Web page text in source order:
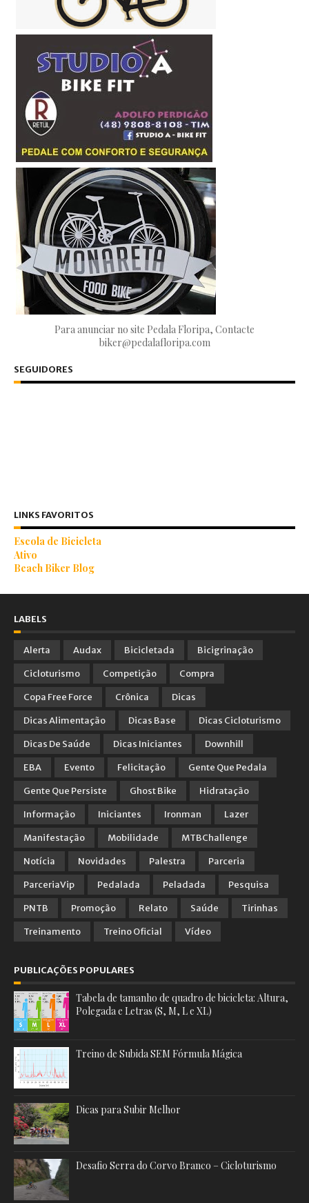
Para anunciar no site Pedala Floripa, Contacte
biker@pedalafloripa.com
SEGUIDORES
LINKS FAVORITOS
Escola de Bicicleta
Ativo
Beach Biker Blog
LABELS
Alerta Audax Bicicletada
Bicigrinação
Cicloturismo
Competição
Compra
Copa Free Force
Crônica
Dicas
Dicas Alimentação
Dicas Base
Dicas Cicloturismo
Dicas De Saúde
Dicas Iniciantes
Downhill
EBA
Evento Felicitação
Gente Que Pedala
Gente Que Persiste
Ghost Bike
Hidratação
Informação
Iniciantes Ironman
Lazer
Manifestação
Mobilidade
MTBChallenge
Notícia
Novidades Palestra
Parceria
ParceriaVip
Pedalada Peladada
Pesquisa
PNTB
Promoção Relato Saúde
Tirinhas
Treinamento
Treino Oficial Vídeo
PUBLICAÇÕES POPULARES
Tabela de tamanho de quadro de bicicleta: Altura,
Polegada e Letras (S, M, L e XL)
Treino de Subida SEM Fórmula Mágica
Dicas para Subir Melhor
Desafio Serra do Corvo Branco – Cicloturismo